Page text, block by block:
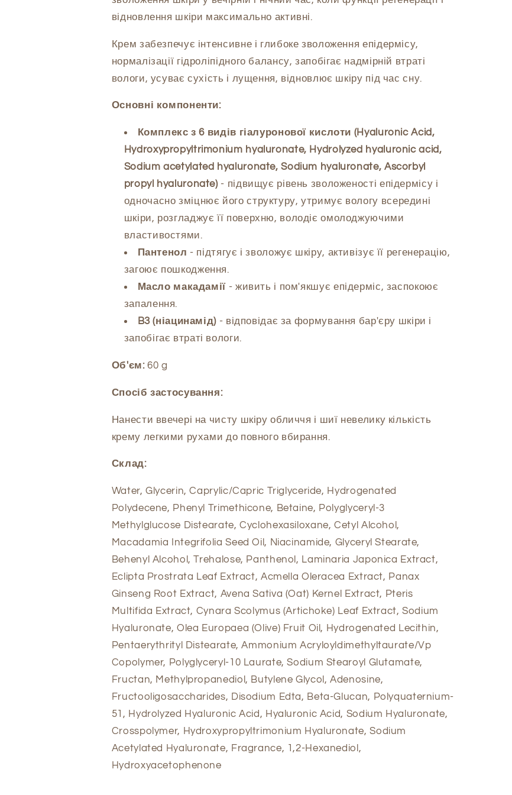
Dr.Ceuracle
Reyouth
Night
Cream,
g
кислотою
Dr.Ceuracle
Reyouth
Night
Cream,
60
g
відновлення шкіри максимально активні.
Крем забезпечує інтенсивне і глибоке зволоження епідермісу,
нормалізації гідроліпідного балансу, запобігає надмірній втраті
вологи, усуває сухість і лущення, відновлює шкіру під час сну.
Основні компоненти:
Комплекс з 6 видів гіалуронової кислоти (Hyaluronic Acid,
Hydroxypropyltrimonium hyaluronate, Hydrolyzed hyaluronic acid,
Sodium acetylated hyaluronate, Sodium hyaluronate, Ascorbyl
propyl hyaluronate) - підвищує рівень зволоженості епідермісу і
одночасно зміцнює його структуру, утримує вологу всередині
шкіри, розгладжує її поверхню, володіє омолоджуючими
властивостями.
Пантенол - підтягує і зволожує шкіру, активізує її регенерацію,
загоює пошкодження.
Масло макадамії - живить і пом'якшує епідерміс, заспокоює
запалення.
B3 (ніацинамід) - відповідає за формування бар'єру шкіри і
запобігає втраті вологи.
Об'єм:60 g
Спосіб застосування:
Нанести ввечері на чисту шкіру обличчя і шиї невелику кількість
крему легкими рухами до повного вбирання.
Склад:
Water, Glycerin, Caprylic/Capric Triglyceride, Hydrogenated
Polydecene, Phenyl Trimethicone, Betaine, Polyglyceryl-3
Methylglucose Distearate, Cyclohexasiloxane, Cetyl Alcohol,
Macadamia Integrifolia Seed Oil, Niacinamide, Glyceryl Stearate,
Behenyl Alcohol, Trehalose, Panthenol, Laminaria Japonica Extract,
Eclipta Prostrata Leaf Extract, Acmella Oleracea Extract, Panax
Ginseng Root Extract, Avena Sativa (Oat) Kernel Extract, Pteris
Multifida Extract, Cynara Scolymus (Artichoke) Leaf Extract, Sodium
Hyaluronate, Olea Europaea (Olive) Fruit Oil, Hydrogenated Lecithin,
Pentaerythrityl Distearate, Ammonium Acryloyldimethyltaurate/Vp
Copolymer, Polyglyceryl-10 Laurate, Sodium Stearoyl Glutamate,
Fructan, Methylpropanediol, Butylene Glycol, Adenosine,
Fructooligosaccharides, Disodium Edta, Beta-Glucan, Polyquaternium-
51, Hydrolyzed Hyaluronic Acid, Hyaluronic Acid, Sodium Hyaluronate,
Crosspolymer, Hydroxypropyltrimonium Hyaluronate, Sodium
Acetylated Hyaluronate, Fragrance, 1,2-Hexanediol,
Hydroxyacetophenone